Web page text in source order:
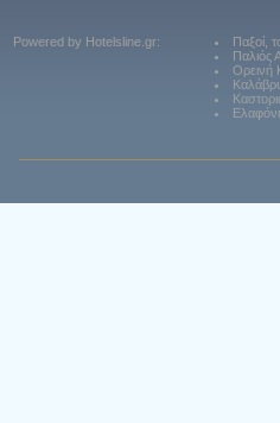
Powered by Hotelsline.gr: Παξοί,
Παλιός
Ορεινή